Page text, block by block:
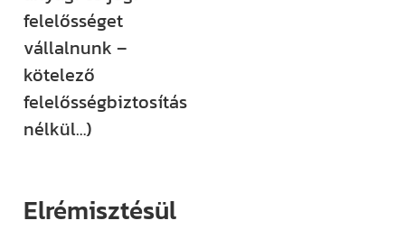
felelősséget
vállalnunk –
kötelező
felelősségbiztosítás
nélkül…)
Elrémisztésül